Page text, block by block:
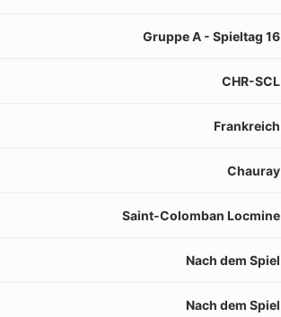
Gruppe A - Spieltag 16
CHR-SCL
Frankreich
Chauray
Saint-Colomban Locmine
Nach dem Spiel
Nach dem Spiel